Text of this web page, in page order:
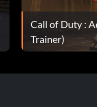
Call of Duty :
Trainer)